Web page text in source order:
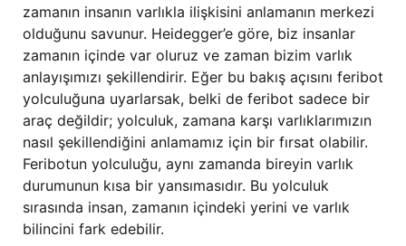
zamanın insanın varlıkla ilişkisini anlamanın merkezi
olduğunu savunur. Heidegger’e göre, biz insanlar
zamanın içinde var oluruz ve zaman bizim varlık
anlayışımızı şekillendirir. Eğer bu bakış açısını feribot
yolculuğuna uyarlarsak, belki de feribot sadece bir
araç değildir; yolculuk, zamana karşı varlıklarımızın
nasıl şekillendiğini anlamamız için bir fırsat olabilir.
Feribotun yolculuğu, aynı zamanda bireyin varlık
durumunun kısa bir yansımasıdır. Bu yolculuk
sırasında insan, zamanın içindeki yerini ve varlık
bilincini fark edebilir.